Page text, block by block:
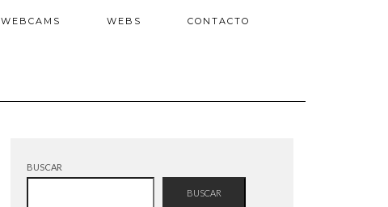
WEBCAMS WEBS CONTACTO
BUSCAR
BUSCAR